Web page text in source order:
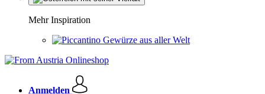
Mehr Inspiration
Gewürze aus aller Welt
Anmelden